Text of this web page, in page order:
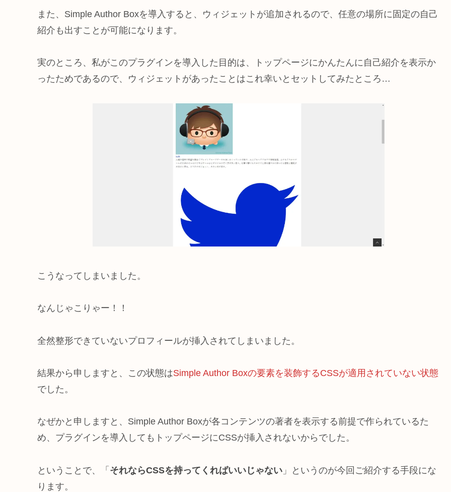
また、Simple Author Boxを導入すると、ウィジェットが追加されるので、任意の場所に固定の自己
紹介も出すことが可能になります。
実のところ、私がこのプラグインを導入した目的は、トップページにかんたんに自己紹介を表示か
ったためであるので、ウィジェットがあったことはこれ幸いとセットしてみたところ…
こうなってしまいました。
なんじゃこりゃー！！
全然整形できていないプロフィールが挿入されてしまいました。
結果から申しますと、この状態はSimple Author Boxの要素を装飾するCSSが適用されていない状態
でした。
なぜかと申しますと、Simple Author Boxが各コンテンツの著者を表示する前提で作られているた
め、プラグインを導入してもトップページにCSSが挿入されないからでした。
ということで、「 それならCSSを持ってくればいいじゃない 」というのが今回ご紹介する手段にな
ります。